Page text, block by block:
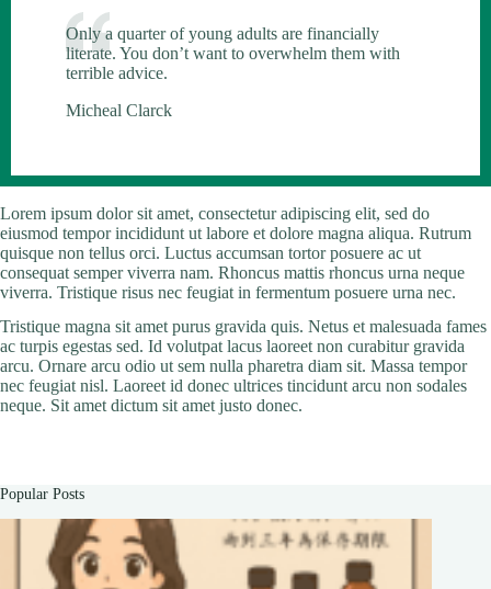
Only a quarter of young adults are financially
literate. You don’t want to overwhelm them with
terrible advice.
Micheal Clarck
Lorem ipsum dolor sit amet, consectetur adipiscing elit, sed do
eiusmod tempor incididunt ut labore et dolore magna aliqua. Rutrum
quisque non tellus orci. Luctus accumsan tortor posuere ac ut
consequat semper viverra nam. Rhoncus mattis rhoncus urna neque
viverra. Tristique risus nec feugiat in fermentum posuere urna nec.
Tristique magna sit amet purus gravida quis. Netus et malesuada fames
ac turpis egestas sed. Id volutpat lacus laoreet non curabitur gravida
arcu. Ornare arcu odio ut sem nulla pharetra diam sit. Massa tempor
nec feugiat nisl. Laoreet id donec ultrices tincidunt arcu non sodales
neque. Sit amet dictum sit amet justo donec.
Popular Posts